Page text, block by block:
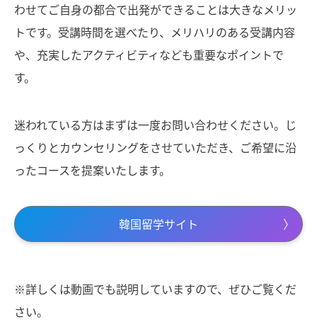
わせてご自身の都合で出発ができることは大きなメリッ
トです。受講時間を選べたり、メリハリのある受講内容
や、充実したアクティビティなども重要なポイントで
す。
迷われている方はまずは一度お問い合わせください。じ
っくりとカウンセリングをさせていただき、ご希望に沿
ったコースを提案いたします。
韓国留学サイト
※詳しくは動画でも説明していますので、ぜひご覧くだ
さい。